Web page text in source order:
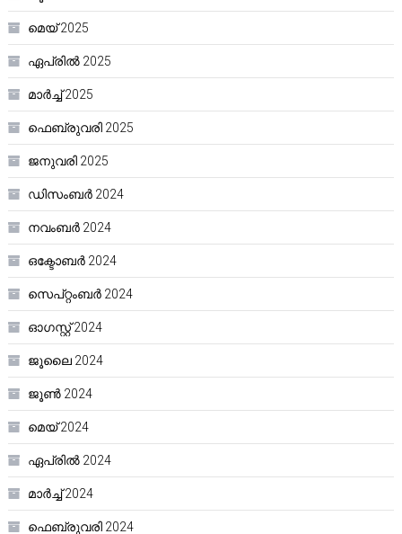
മെയ്‌ 2025
ഏപ്രിൽ 2025
മാർച്ച്‌ 2025
ഫെബ്രുവരി 2025
ജനുവരി 2025
ഡിസംബർ 2024
നവംബർ 2024
ഒക്ടോബർ 2024
സെപ്റ്റംബർ 2024
ഓഗസ്റ്റ്‌ 2024
ജൂലൈ 2024
ജൂൺ 2024
മെയ്‌ 2024
ഏപ്രിൽ 2024
മാർച്ച്‌ 2024
ഫെബ്രുവരി 2024